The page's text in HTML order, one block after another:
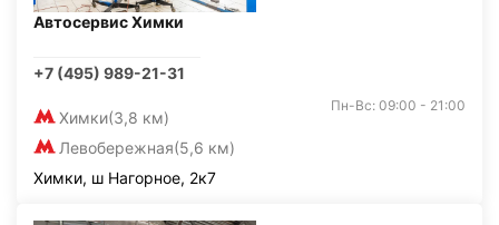
Автосервис Химки
+7 (495) 989-21-31
Химки(3,8 км)
Левобережная(5,6 км)
Пн-Вс: 09:00 - 21:00
Химки, ш Нагорное, 2к7